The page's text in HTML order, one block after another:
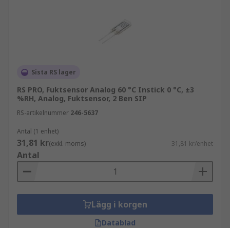
termografiska kameror omvandlar termisk
idealiska för omständigheter där
kontaktgivare inte kan användas.
Typer av fuktgivare
Kapacitiva fuktgivare använder
fuktighetsberoende kondensatorer för att
bestämma fuktutgång. Dessa givare
används ofta för att mäta den relativa
fuktigheten i luftkonditioneringsenheter
Resistiva fuktgivare mäter den elektriska
variationen i ledande polymerer och
Sista RS lager
RS PRO, Fuktsensor Analog 60 °C Instick 0 °C, ±3
%RH, Analog, Fuktsensor, 2 Ben SIP
RS-artikelnummer 246-5637
Antal (1 enhet)
31,81 kr(exkl. moms) 31,81 kr/enhet
Antal
Lägg i korgen
Datablad